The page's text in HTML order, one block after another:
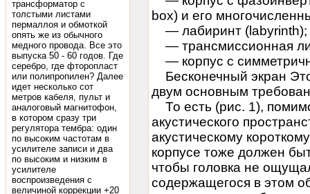
трансформатор с
толстыми листами
пермаллоя и обмоткой
опять же из обычного
медного провода. Все это
выпуска 50 - 60 годов. Где
серебро, где фторопласт
или полипропилен? Далее
идет несколько сот
метров кабеля, пульт и
аналоговый магнитофон,
в котором сразу три
регулятора тембра: один
по высоким частотам в
усилителе записи и два
по высоким и низким в
усилителе
воспроизведения с
величиной коррекции +20
box) и его
— лабиринт (labyrinth);
— трансмиссионная
— корпус с
Бесконечный экран
двум основным
То есть (рис. 1),
акустического
акустическому
корпусе тоже должен
чтобы головка не
содержащегося в этом